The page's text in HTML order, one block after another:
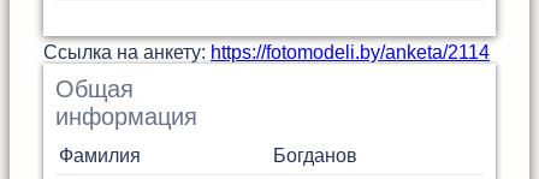
Cсылка на анкету: https://fotomodeli.by/anketa/2114
Общая
информация
Фамилия
Богданов